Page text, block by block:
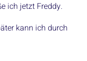
ich jetzt Freddy.
kann ich durch